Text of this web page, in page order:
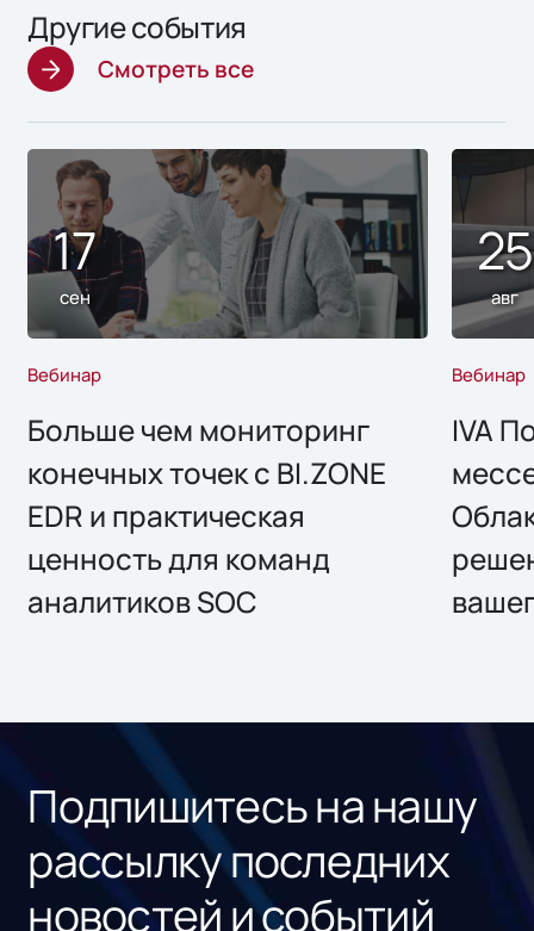
Другие события
Смотреть все
17
сен
Вебинар
Больше чем мониторинг
конечных точек с BI.ZONE
EDR и практическая
ценность для команд
аналитиков SOC
25
авг
Вебинар
IVA
Подпишитесь на нашу
рассылку последних
новостей и событий